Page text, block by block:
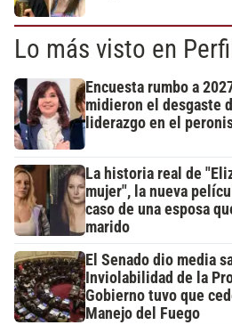
Lo más visto en
Encuesta rumbo a
midieron el desgaste
liderazgo en el
La historia real de
mujer", la nueva
caso de una esposa
marido
El Senado dio media
Inviolabilidad de la
Gobierno tuvo que
Manejo del Fuego